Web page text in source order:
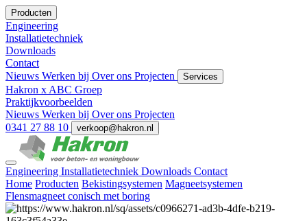
Producten
Engineering
Installatietechniek
Downloads
Contact
Nieuws Werken bij Over ons Projecten Services
Hakron x ABC Groep
Praktijkvoorbeelden
Nieuws Werken bij Over ons Projecten
0341 27 88 10
verkoop@hakron.nl
Engineering Installatietechniek Downloads Contact
Home Producten Bekistingsystemen Magneetsystemen
Flensmagneet conisch met boring